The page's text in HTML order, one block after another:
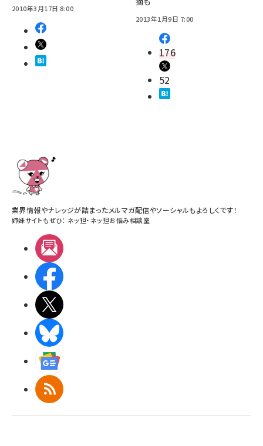
2010年3月17日 8:00
2013年1月9日 7:00
176
52
業界情報やナレッジが詰まったメルマガ配信やソーシャルもよろしくです！
姉妹サイトもぜひ： ネッ担・ ネッ担お悩み相談室
RSS